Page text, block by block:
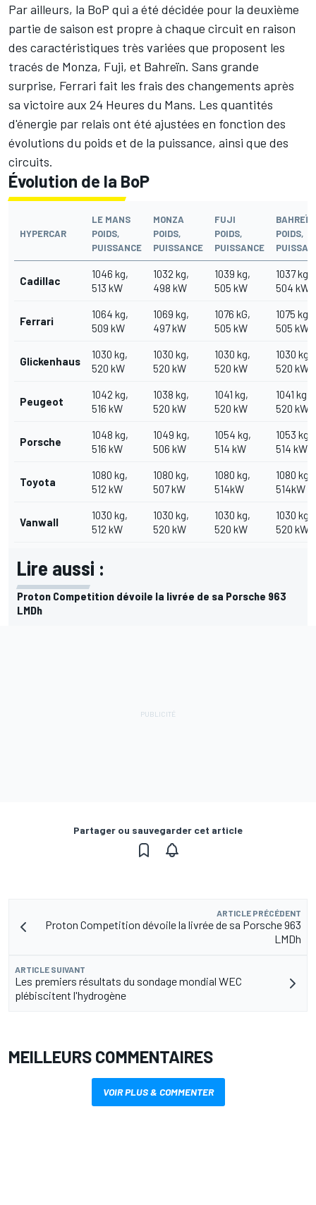
Par ailleurs, la BoP qui a été décidée pour la deuxième
partie de saison est propre à chaque circuit en raison
des caractéristiques très variées que proposent les
tracés de Monza, Fuji, et Bahreïn. Sans grande
surprise, Ferrari fait les frais des changements après
sa victoire aux 24 Heures du Mans. Les quantités
d'énergie par relais ont été ajustées en fonction des
évolutions du poids et de la puissance, ainsi que des
circuits.
Évolution de la BoP
HYPERCAR
LE MANS
POIDS,
PUISSANCE
MONZA
POIDS,
PUISSANCE
FUJI
POIDS,
PUISSANCE
BAHREÏN
POIDS,
Cadillac
1046 kg,
513 kW
1032 kg,
498 kW
1039 kg,
505 kW
1037 kg,
504 kW
Ferrari
1064 kg,
509 kW
1069 kg,
497 kW
1076 kG,
505 kW
1075 kg,
505 kW
Glickenhaus
1030 kg,
520 kW
1030 kg,
520 kW
1030 kg,
520 kW
1030 kg,
520 kW
Peugeot
1042 kg,
516 kW
1038 kg,
520 kW
1041 kg,
520 kW
1041 kg,
520 kW
Porsche
1048 kg,
516 kW
1049 kg,
506 kW
1054 kg,
514 kW
1053 kg,
514 kW
Toyota
1080 kg,
512 kW
1080 kg,
507 kW
1080 kg,
514kW
1080 kg,
514kW
Vanwall
1030 kg,
512 kW
1030 kg,
520 kW
1030 kg,
520 kW
1030 kg,
520 kW
Lire aussi :
Proton Competition dévoile la livrée de sa Porsche 963
LMDh
Partager ou sauvegarder cet article
ARTICLE PRÉCÉDENT
Proton Competition dévoile la livrée de sa Porsche 963
LMDh
ARTICLE SUIVANT
Les premiers résultats du sondage mondial WEC
plébiscitent l'hydrogène
MEILLEURS COMMENTAIRES
VOIR PLUS & COMMENTER